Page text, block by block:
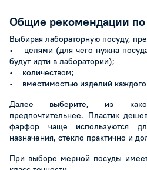
Общие рекомендации
Выбирая лабораторную посуду,
• целями (для чего нужна
будут идти в лаборатории);
• количеством;
• вместимостью изделий каждого
Далее выберите, из
предпочтительнее. Пластик
фарфор чаще используются
назначения, стекло практично и
При выборе мерной посуды